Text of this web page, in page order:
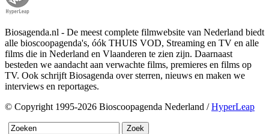
Biosagenda.nl - De meest complete filmwebsite van Nederland biedt
alle bioscoopagenda's, óók THUIS VOD, Streaming en TV en alle
films die in Nederland en Vlaanderen te zien zijn. Daarnaast
besteden we aandacht aan verwachte films, premieres en films op
TV. Ook schrijft Biosagenda over sterren, nieuws en maken we
interviews en reportages.
© Copyright 1995-2026 Bioscoopagenda Nederland /HyperLeap